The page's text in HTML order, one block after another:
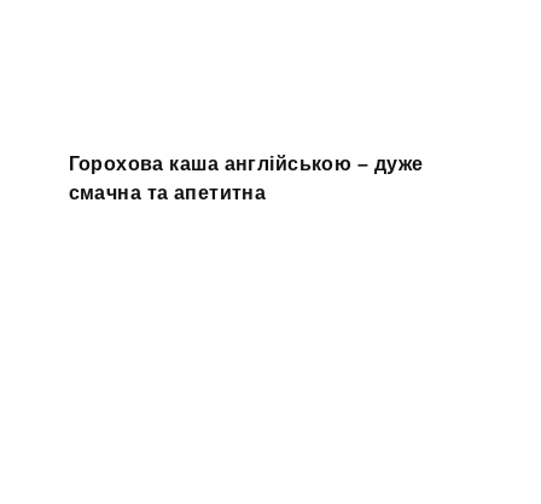
Горохова каша англійською – дуже
смачна та апетитна